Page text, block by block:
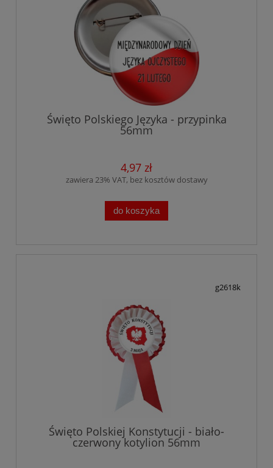
Święto Polskiego Języka - przypinka
56mm
4,97 zł
zawiera 23% VAT, bez kosztów dostawy
do koszyka
g2618k
Święto Polskiej Konstytucji - biało-
czerwony kotylion 56mm